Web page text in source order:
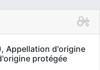
Appellation d'origine
protégée